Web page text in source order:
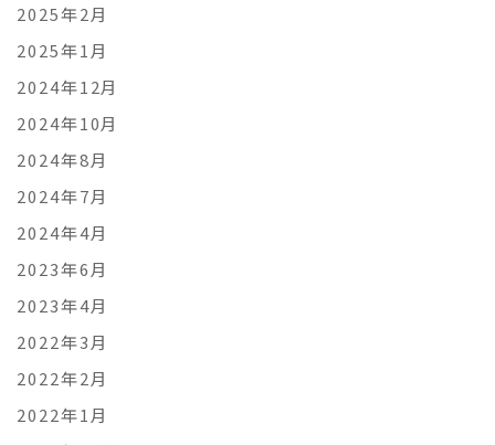
2025年2月
2025年1月
2024年12月
2024年10月
2024年8月
2024年7月
2024年4月
2023年6月
2023年4月
2022年3月
2022年2月
2022年1月